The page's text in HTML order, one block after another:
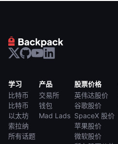
学习
比特币
比特币
以太坊
索拉纳
所有话题
产品
交易所
钱包
Mad Lads
股票价格
英伟达股价
谷歌股价
SpaceX 股价
苹果股价
微软股价